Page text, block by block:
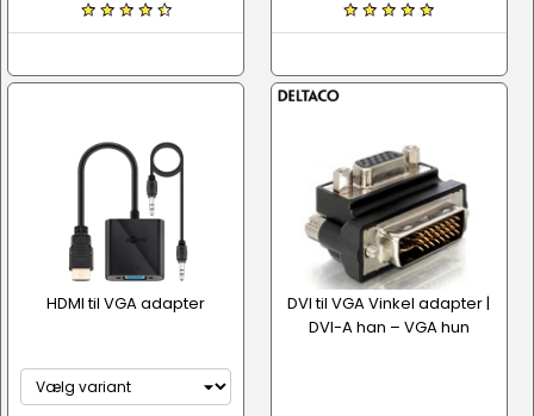
HDMI til VGA adapter
DVI til VGA Vinkel adapter |
DVI-A han – VGA hun